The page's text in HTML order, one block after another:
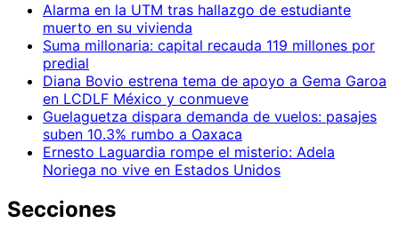
Alarma en la UTM tras hallazgo de estudiante
muerto en su vivienda
Suma millonaria: capital recauda 119 millones por
predial
Diana Bovio estrena tema de apoyo a Gema Garoa
en LCDLF México y conmueve
Guelaguetza dispara demanda de vuelos: pasajes
suben 10.3% rumbo a Oaxaca
Ernesto Laguardia rompe el misterio: Adela
Noriega no vive en Estados Unidos
Secciones